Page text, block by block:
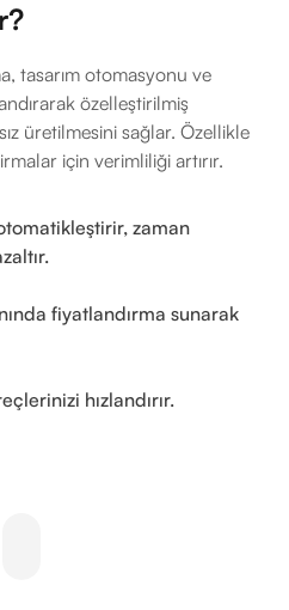
tasarım otomasyonu ve
özelleştirilmiş
üretilmesini sağlar. Özellikle
için verimliliği artırır.
zaman
fiyatlandırma sunarak
hızlandırır.